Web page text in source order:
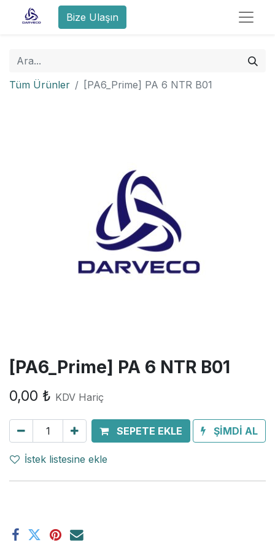
Bize Ulaşın
Tüm Ürünler [PA6_Prime] PA 6 NTR B01
[PA6_Prime] PA 6 NTR B01
0,00 ₺ KDV Hariç
SEPETE EKLE ŞİMDİ AL
İstek listesine ekle